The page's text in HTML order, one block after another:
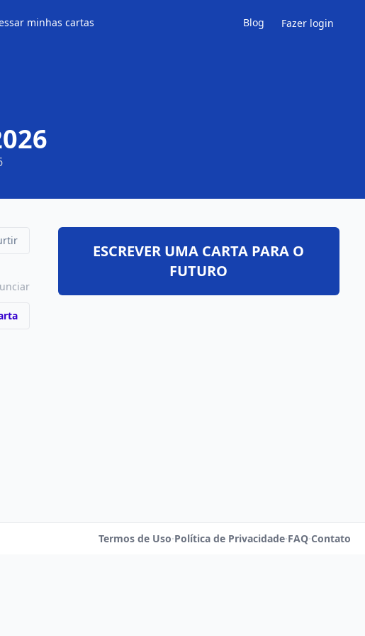
minhas cartas Blog Fazer login
ESCREVER UMA CARTA PARA O
FUTURO
Termos de Uso·Política de Privacidade·FAQ·Contato